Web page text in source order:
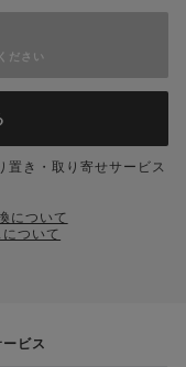
ださい
置き・取り寄せサービス
について
ついて
ビス